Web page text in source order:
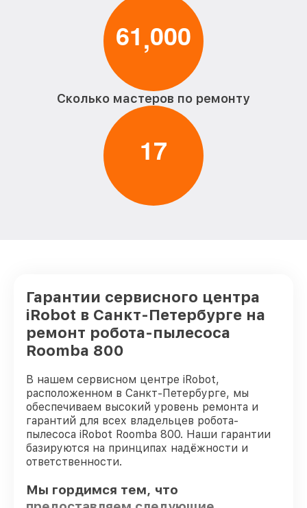
61,000
Сколько мастеров по ремонту
17
Гарантии сервисного центра
iRobot в Санкт-Петербурге на
ремонт робота-пылесоса
Roomba 800
В нашем сервисном центре iRobot,
расположенном в Санкт-Петербурге, мы
обеспечиваем высокий уровень ремонта и
гарантий для всех владельцев робота-
пылесоса iRobot Roomba 800. Наши гарантии
базируются на принципах надёжности и
ответственности.
Мы гордимся тем, что